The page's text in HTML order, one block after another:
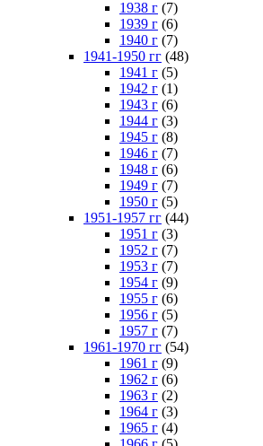
1938 г (7)
1939 г (6)
1940 г (7)
1941-1950 гг (48)
1941 г (5)
1942 г (1)
1943 г (6)
1944 г (3)
1945 г (8)
1946 г (7)
1948 г (6)
1949 г (7)
1950 г (5)
1951-1957 гг (44)
1951 г (3)
1952 г (7)
1953 г (7)
1954 г (9)
1955 г (6)
1956 г (5)
1957 г (7)
1961-1970 гг (54)
1961 г (9)
1962 г (6)
1963 г (2)
1964 г (3)
1965 г (4)